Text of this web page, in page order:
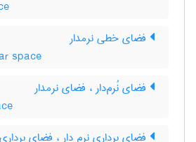
فضای خطی نرمدار
space
فضای نُرم‌دار ، فضای نرمدار
فضای برداری نرم دار ، فضای